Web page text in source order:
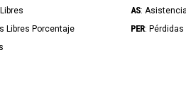
AS:
Libres Porcentaje PER: Pérdidas